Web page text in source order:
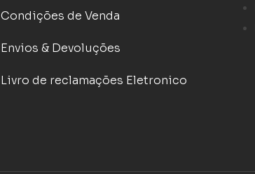
Condições de Venda
Envios & Devoluções
Livro de reclamações Eletronico